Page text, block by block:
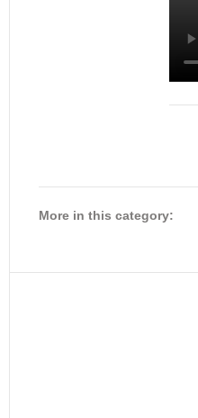
More in this category: